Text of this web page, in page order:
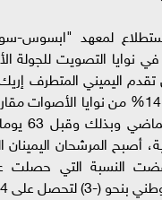
لمعهد "ابسوس-
نوايا التصويت للجولة
ليحصل على نحو 14% من نوايا
أجرى في
أصبح المرشحان
النسبة التي حصلت
3) لتحصل على 14%.